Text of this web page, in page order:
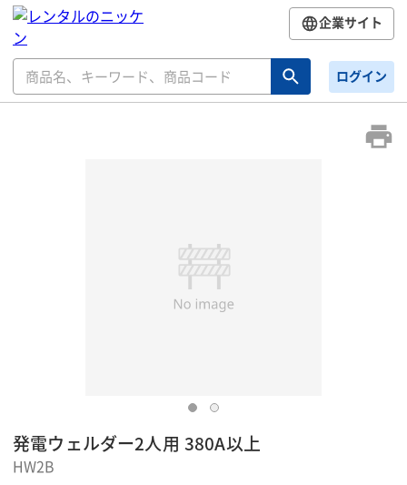
企業サイト
ログイン
発電ウェルダー2人用 380A以上
HW2B